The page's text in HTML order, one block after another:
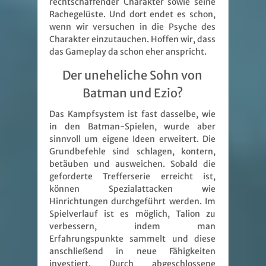
Rachegelüste. Und dort endet es schon,
wenn wir versuchen in die Psyche des
Charakter einzutauchen. Hoffen wir, dass
das Gameplay da schon eher anspricht.
Der uneheliche Sohn von
Batman und Ezio?
Das Kampfsystem ist fast dasselbe, wie
in den Batman-Spielen, wurde aber
sinnvoll um eigene Ideen erweitert. Die
Grundbefehle sind schlagen, kontern,
betäuben und ausweichen. Sobald die
geforderte Trefferserie erreicht ist,
können Spezialattacken wie
Hinrichtungen durchgeführt werden. Im
Spielverlauf ist es möglich, Talion zu
verbessern, indem man
Erfahrungspunkte sammelt und diese
anschließend in neue Fähigkeiten
investiert. Durch abgeschlossene